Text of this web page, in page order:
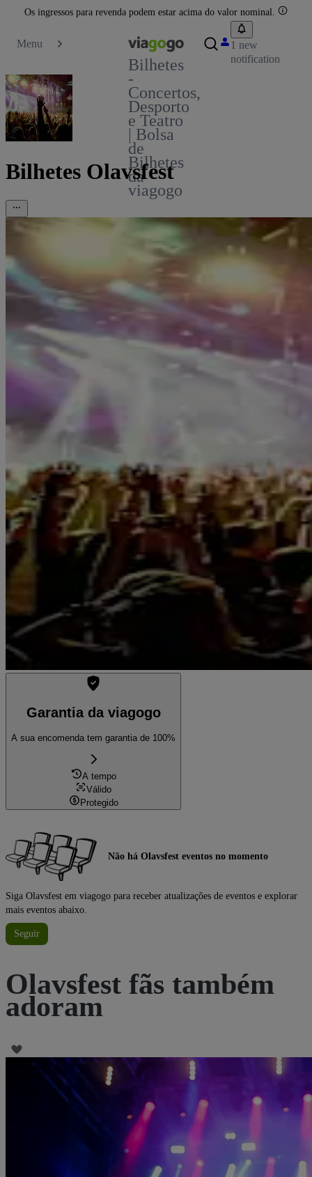
Os ingressos para revenda podem estar acima do valor nominal.
Menu
Bilhetes
-
Concertos,
Desporto
e Teatro
| Bolsa
de
Bilhetes
da
viagogo
1 new
notification
Bilhetes Olavsfest
Garantia da viagogo
A sua encomenda tem garantia de 100%
A tempo
Válido
Protegido
Não há Olavsfest eventos no momento
Siga Olavsfest em viagogo para receber atualizações de eventos e explorar
mais eventos abaixo.
Seguir
Olavsfest fãs também
adoram